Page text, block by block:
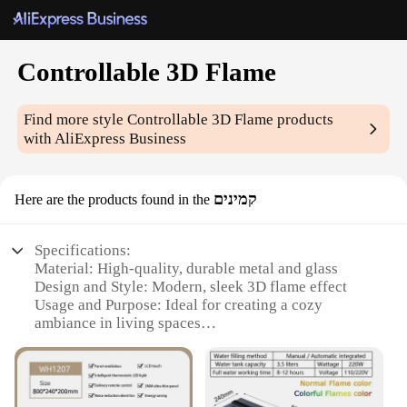
Controllable 3D Flame
Find more styleControllable 3D Flame products
with AliExpress Business
Here are the products found in the קמינים
Specifications:
Material: High-quality, durable metal and glass
Design and Style: Modern, sleek 3D flame effect
Usage and Purpose: Ideal for creating a cozy
ambiance in living spaces
adjustable flame brightness
Shape or Size: Compact, space-saving design
Parts and Accessories: Includes all necessary